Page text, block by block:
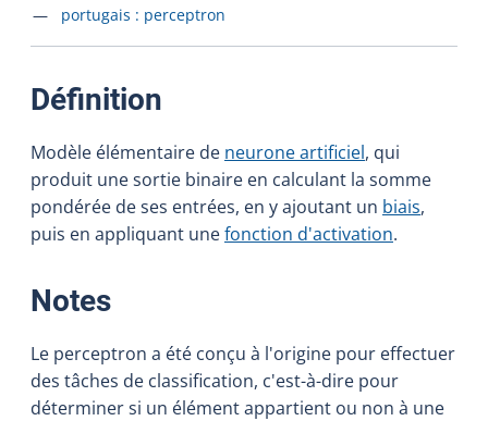
Accéder à la fiche en
portugais : perceptron
Définition
Modèle élémentaire de neurone artificiel, qui
produit une sortie binaire en calculant la somme
pondérée de ses entrées, en y ajoutant un biais,
puis en appliquant unefonction d'activation.
Notes:
Le perceptron a été conçu à l'origine pour effectuer
des tâches de classification, c'est-à-dire pour
déterminer si un élément appartient ou non à une